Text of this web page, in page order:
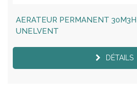
AERATEUR PERMANENT 30M3H
UNELVENT
DÉTAILS